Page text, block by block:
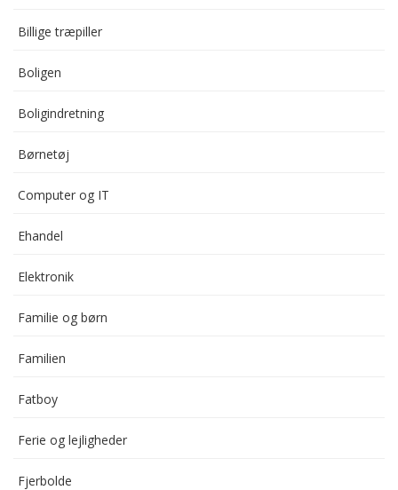
Billige træpiller
Boligen
Boligindretning
Børnetøj
Computer og IT
Ehandel
Elektronik
Familie og børn
Familien
Fatboy
Ferie og lejligheder
Fjerbolde